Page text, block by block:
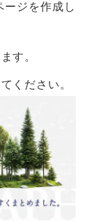
ジを作成し
す。
ください。